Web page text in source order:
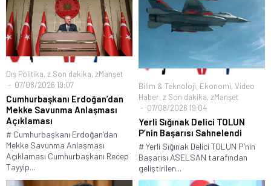
Dış Politika, z Son dakika, zManşet
07/08/2026 19:07
Cumhurbaşkanı Erdoğan’dan
Mekke Savunma Anlaşması
Açıklaması
# Cumhurbaşkanı Erdoğan’dan
Mekke Savunma Anlaşması
Açıklaması Cumhurbaşkanı Recep
Tayyip...
Bilim & Teknoloji, Ekonomi, Video
Haber, z Son dakika, zManşet
07/08/2026 19:04
Yerli Sığınak Delici TOLUN
P’nin Başarısı Sahnelendi
# Yerli Sığınak Delici TOLUN P’nin
Başarısı ASELSAN tarafından
geliştirilen...